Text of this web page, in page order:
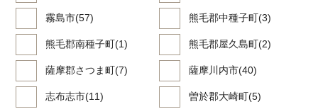
霧島市(57) 熊毛郡中種子町(3)
熊毛郡南種子町(1) 熊毛郡屋久島町(2)
薩摩郡さつま町(7) 薩摩川内市(40)
志布志市(11) 曽於郡大崎町(5)